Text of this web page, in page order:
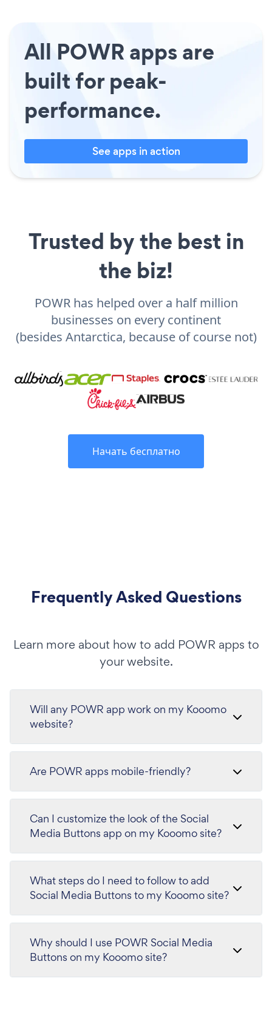
All POWR apps are
built for peak-
performance.
See apps in action
Trusted by the best in
the biz!
POWR has helped over a half million
businesses on every continent
(besides Antarctica, because of course not)
Начать бесплатно
Frequently Asked Questions
Learn more about how to add POWR apps to
your website.
Will any POWR app work on my Kooomo
website?
Are POWR apps mobile-friendly?
Can I customize the look of the Social
Media Buttons app on my Kooomo site?
What steps do I need to follow to add
Social Media Buttons to my Kooomo site?
Why should I use POWR Social Media
Buttons on my Kooomo site?